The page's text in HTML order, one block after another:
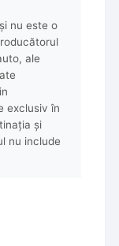
nu este o
ale
exclusiv în
și
nu include